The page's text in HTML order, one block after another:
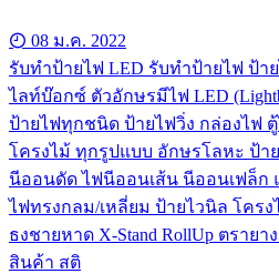
08 ม.ค. 2022
รับทําป้ายไฟ LED รับทำป้ายไฟ ป้า
ไลท์บ๊อกซ์ ตัวอักษรมีไฟ LED
ป้ายไฟทุกชนิด ป้ายไฟวิ่ง กล่องไฟ
โครงไม้ ทุกรูปแบบ อักษรโลหะ ป้า
นีออนดัด ไฟนีออนเส้น นีออนเฟล็ก
ไฟทรงกลม/เหลี่ยม ป้ายไวนิล โครง
ธงชายหาด X-Stand RollUp ตราย
สินค้า สติ